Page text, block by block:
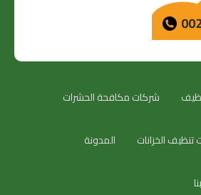
شركات مكافحة الحشرات
الخزانات المدونة